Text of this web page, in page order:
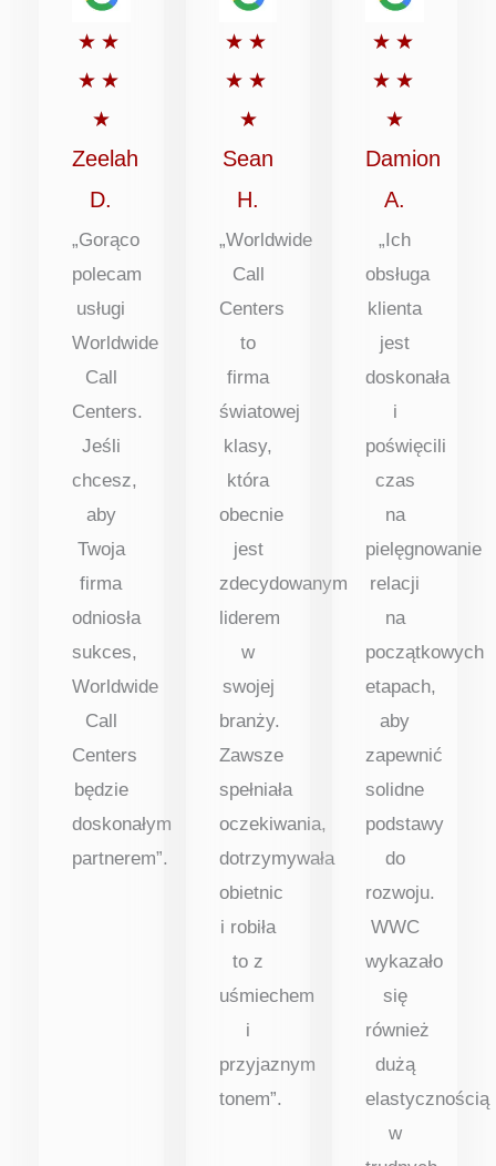
★ ★
★ ★
★
Oceniony
na
5
z
Zeelah
D.
„Gorąco
polecam
usługi
Worldwide
Call
Centers.
Jeśli
chcesz,
aby
Twoja
firma
odniosła
sukces,
Worldwide
Call
Centers
będzie
doskonałym
partnerem”.
★ ★
★ ★
★
Oceniony
na
5
z
Sean
H.
„Worldwide
Call
Centers
to
firma
światowej
klasy,
która
obecnie
jest
zdecydowanym
liderem
w
swojej
branży.
Zawsze
spełniała
oczekiwania,
dotrzymywała
obietnic
i robiła
to z
uśmiechem
i
przyjaznym
tonem”.
★ ★
★ ★
★
Oceniony
na
z
Damion
A.
„Ich
obsługa
klienta
jest
doskonała
i
poświęcili
czas
na
pielęgnowanie
relacji
na
początkowych
etapach,
aby
zapewnić
solidne
podstawy
do
rozwoju.
WWC
wykazało
się
również
dużą
elastycznością
w